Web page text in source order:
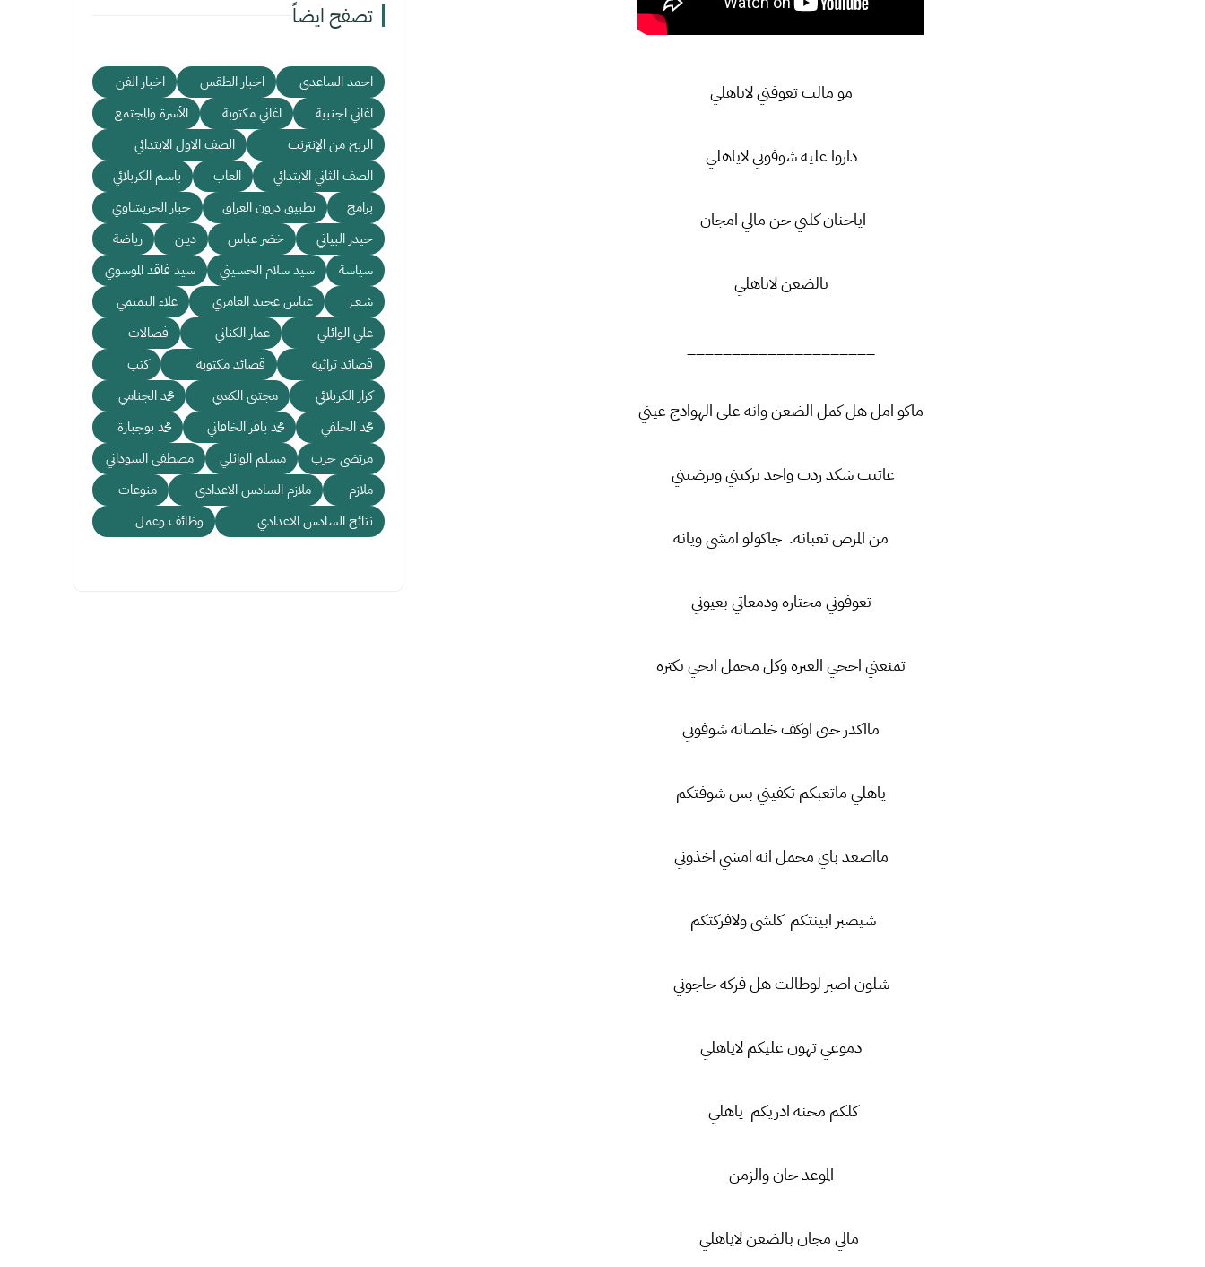
مو مالت تعوفني لاياهلي
داروا عليه شوفوني لاياهلي
اياحنان كلبي حن مالي امجان
بالضعن لاياهلي
ماكو امل هل كمل الضعن وانه على الهوادج عيني
عاتبت شكد ردت واحد يركبني ويرضيني
من المرض تعبانه. جاكولو امشي ويانه
تعوفوني محتاره ودمعاتي بعيوني
تمنعني احجي العبره وكل محمل ابجي بكتره
مااكدر حتى اوكف خلصانه شوفوني
ياهلي ماتعبكم تكفيني بس شوفتكم
مااصعد باي محمل انه امشي اخذوني
شيصبر ابينتكم كلشي ولافركتكم
شلون اصبر لوطالت هل فركه حاجوني
دموعي تهون عليكم لاياهلي
كلكم محنه ادريكم ياهلي
الموعد حان والزمن
مالي مجان بالضعن لاياهلي
تصفح ايضاً
احمد الساعدي اخبار الطقس
اخبار الفن
اغاني اجنبية
اغاني مكتوبة
الأسرة والمجتمع
الربح من الإنترنت
الصف الاول الابتدائي
الصف الثاني الابتدائي
العاب
باسم الكربلائي
برامج
تطبيق درون العراق
جبار الحريشاوي
حيدر البياتي
خضر عباس ديـن
رياضة
سياسة
سيد سلام الحسيني
سيد فاقد الموسوي
شـعـر
عباس عجيد العامري
علاء التميمي
علي الوائلي
عمار الكناني
فصالات
قصائد تراثية
قصائد مكتوبة
كتب
كرار الكربلائي
مجتبى الكعبي
محمد الجنامي
محمد الحلفي
محمد باقر الخاقاني
محمد بوجبارة
مرتضى حرب
مسلم الوائلي
مصطفى السوداني
ملازم
ملازم السادس الاعدادي
منوعات
نتائج السادس الاعدادي
وظائف وعمل